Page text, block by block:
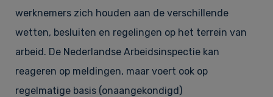
Klachtenregeling
werknemers zich houden aan de verschillende
wetten, besluiten en regelingen op het terrein van
arbeid. De Nederlandse Arbeidsinspectie kan
reageren op meldingen, maar voert ook op
regelmatige basis (onaangekondigd)